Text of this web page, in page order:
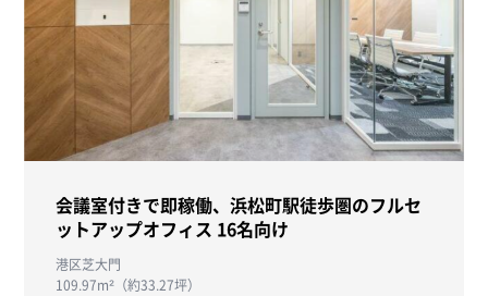
会議室付きで即稼働、浜松町駅徒歩圏のフルセ
ットアップオフィス 16名向け
港区芝大門
109.97m²（約33.27坪）